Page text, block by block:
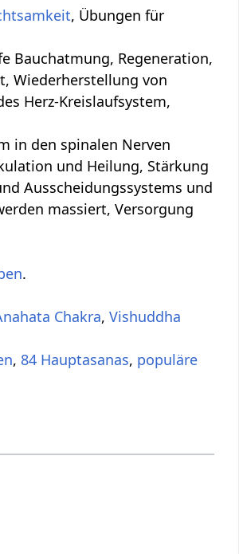
, Übungen für
Wiederherstellung von
Herz-Kreislaufsystem,
in den spinalen Nerven
und Heilung, Stärkung
Ausscheidungssystems und
massiert, Versorgung
.
Chakra,Vishuddha
, 84 Hauptasanas, populäre